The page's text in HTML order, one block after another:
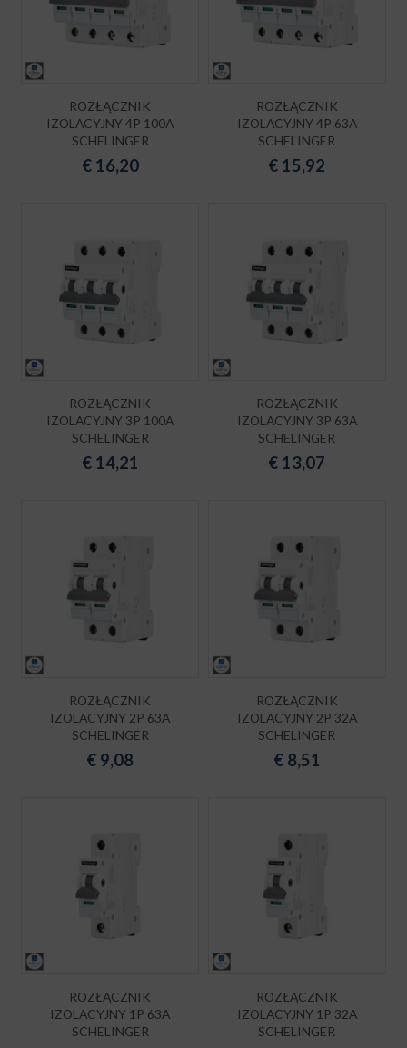
ROZŁĄCZNIK
IZOLACYJNY 4P 100A
SCHELINGER
€ 16,20
ROZŁĄCZNIK
IZOLACYJNY 4P 63A
SCHELINGER
€ 15,92
ROZŁĄCZNIK
IZOLACYJNY 3P 100A
SCHELINGER
€ 14,21
ROZŁĄCZNIK
IZOLACYJNY 3P 63A
SCHELINGER
€ 13,07
ROZŁĄCZNIK
IZOLACYJNY 2P 63A
SCHELINGER
€ 9,08
ROZŁĄCZNIK
IZOLACYJNY 2P 32A
SCHELINGER
€ 8,51
ROZŁĄCZNIK
IZOLACYJNY 1P 63A
SCHELINGER
ROZŁĄCZNIK
IZOLACYJNY 1P 32A
SCHELINGER